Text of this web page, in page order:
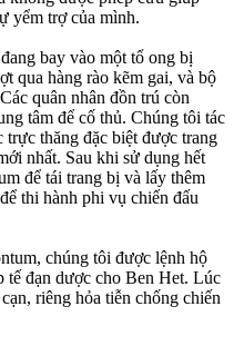
yểm trợ của mình.
bay vào một tổ ong bị
qua hàng rào kẽm gai, và bộ
quân nhân đồn trú còn
tâm để cố thủ. Chúng tôi tác
thăng đặc biệt được trang
nhất. Sau khi sử dụng hết
để tái trang bị và lấy thêm
thi hành phi vụ chiến đấu
chúng tôi được lệnh hộ
tế đạn dược cho Ben Het. Lúc
riêng hỏa tiễn chống chiến